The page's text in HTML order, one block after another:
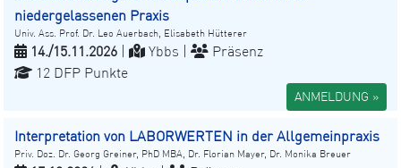
niedergelassenen Praxis
Univ. Ass. Prof. Dr. Leo Auerbach, Elisabeth Hütterer
14./15.11.2026 Ybbs |
Präsenz
12 DFP Punkte
ANMELDUNG »
Interpretation von LABORWERTEN in der Allgemeinpraxis
Priv. Doz. Dr. Georg Greiner, PhD MBA, Dr. Florian Mayer, Dr. Monika Breuer